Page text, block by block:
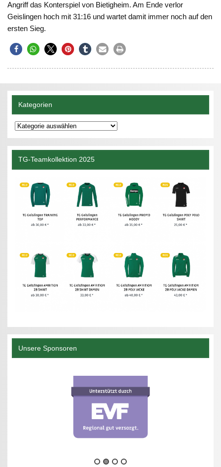
Angriff das Konterspiel von Bietigheim. Am Ende verlor
Geislingen hoch mit 31:16 und wartet damit immer noch auf den
ersten Sieg.
Kategorien
Kategorien
TG-Teamkollektion 2025
Unsere Sponsoren